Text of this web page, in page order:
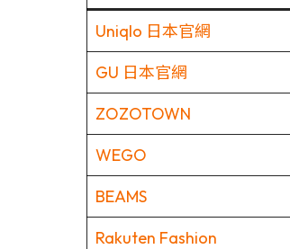
Uniqlo 日本官網
GU 日本官網
ZOZOTOWN
WEGO
BEAMS
Rakuten Fashion